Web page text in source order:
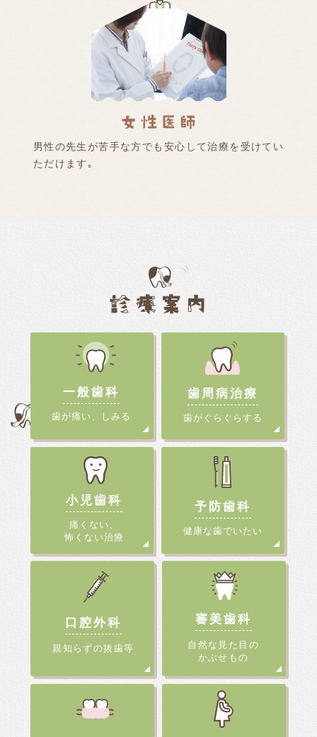
男性の先生が苦手な方でも安心して治療を受けてい
ただけます｡
一般歯科
歯が痛い、しみる
歯周病治療
歯がぐらぐらする
小児歯科
痛くない、
怖くない治療
予防歯科
健康な歯でいたい
口腔外科
親知らずの抜歯等
審美歯科
自然な見た目の
かぶせもの